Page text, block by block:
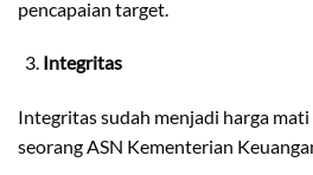
pencapaian target.
Integritas
Integritas sudah menjadi harga
seorang ASN Kementerian